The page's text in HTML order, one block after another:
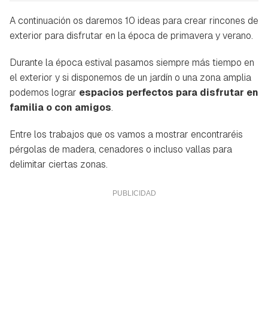
A continuación os daremos 10 ideas para crear rincones de
exterior para disfrutar en la época de primavera y verano.
Durante la época estival pasamos siempre más tiempo en
el exterior y si disponemos de un jardín o una zona amplia
podemos lograr espacios perfectos para disfrutar en
familia o con amigos.
Entre los trabajos que os vamos a mostrar encontraréis
pérgolas de madera, cenadores o incluso vallas para
delimitar ciertas zonas.